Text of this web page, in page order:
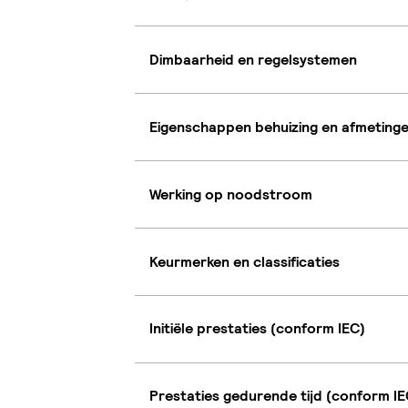
Dimbaarheid en regelsystemen
Eigenschappen behuizing en
Werking op noodstroom
Keurmerken en classificaties
Initiële prestaties (conform IEC)
Prestaties gedurende tijd (conform